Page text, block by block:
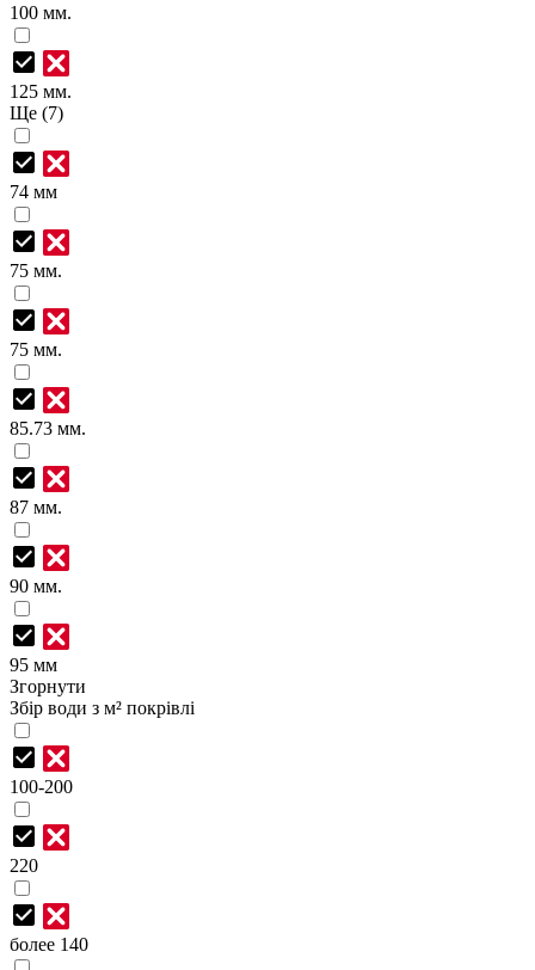
100 мм.
125 мм.
Ще (7)
74 мм
75 мм.
75 мм.
85.73 мм.
87 мм.
90 мм.
95 мм
Згорнути
Збір води з м² покрівлі
100-200
220
более 140